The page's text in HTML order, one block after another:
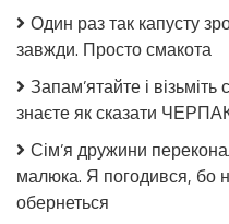
Один раз так капусту
завжди. Просто смакота
Запам’ятайте і
знаєте як сказати
Сім’я дружини
малюка. Я погодився, бо
обернеться